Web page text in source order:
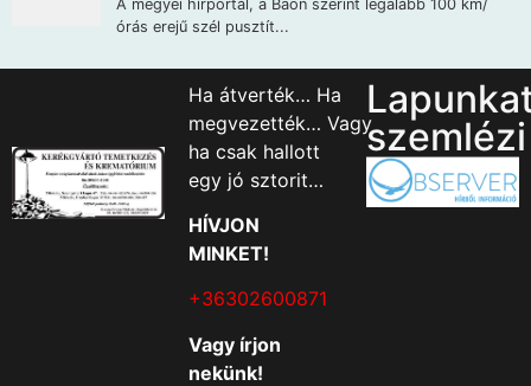
Ha átverték… Ha
megvezették… Vagy
ha csak hallott
egy jó sztorit…
HÍVJON
MINKET!
+36302600871
Vagy írjon
nekünk!
szemlézi